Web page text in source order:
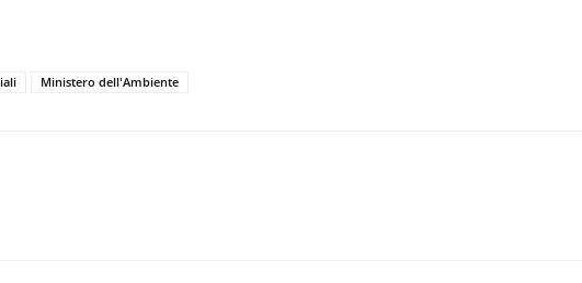
Ministero dell'Ambiente